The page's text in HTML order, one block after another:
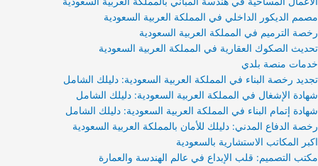
مصمم الديكور الداخلي في المملكة العربية السعودية
رخصة الترميم في المملكة العربية السعودية
تحديث الصكوك العقارية في المملكة العربية السعودية
خدمات منصة بلدي
تجديد رخصة البناء في المملكة العربية السعودية: دليلك الشامل
شهادة الإشغال في المملكة العربية السعودية: دليلك الشامل
شهادة إتمام البناء في المملكة العربية السعودية: دليلك الشامل
رخصة الدفاع المدني: دليلك للأمان بالمملكة العربية السعودية
اكبر المكاتب الاستشارية بالسعودية
مكتب التصميم: قلب الإبداع في عالم الهندسة والعمارة